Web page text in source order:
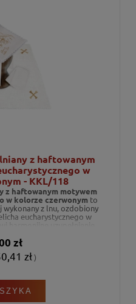
z haftowanym
w
- KKL/118
z haftowanym motywem
w kolorze czerwonym to
z lnu, ozdobiony
eucharystycznego w
harmonijne uzupełnienie
zł
zł)